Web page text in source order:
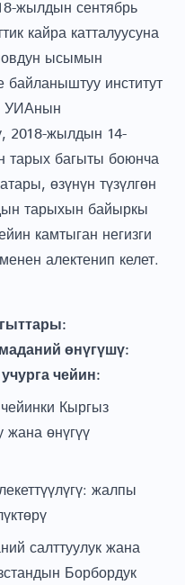
жылдын сентябрь
кайра катталуусуна
ысымын
байланыштуу институт
УИАнын
2018-жылдын 14-
тарых багыты боюнча
өзүнүн түзүлгөн
тарыхын байыркы
камтыган негизги
алектенип келет.
өнүгүшү:
чейин:
Кыргыз
жана өнүгүү
жалпы
салттуулук жана
Борбордук